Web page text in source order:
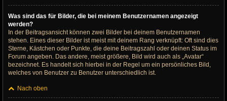
Was sind das für Bilder, die bei meinem Benutzernamen angezeigt
werden?
In der Beitragsansicht können zwei Bilder bei deinem Benutzernamen
stehen. Eines dieser Bilder ist meist mit deinem Rang verknüpft: Oft sind dies
Sterne, Kästchen oder Punkte, die deine Beitragszahl oder deinen Status im
Forum angeben. Das andere, meist größere, Bild wird auch als „Avatar“
bezeichnet. Es handelt sich hierbei in der Regel um ein persönliches Bild,
welches von Benutzer zu Benutzer unterschiedlich ist.
Nach oben